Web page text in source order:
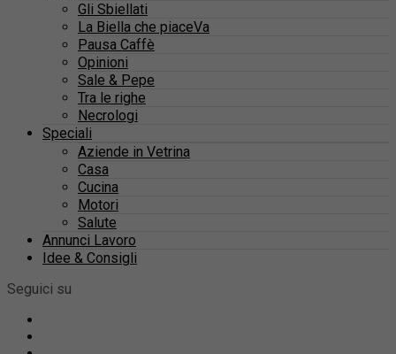
Gli Sbiellati
La Biella che piaceVa
Pausa Caffè
Opinioni
Sale & Pepe
Tra le righe
Necrologi
Speciali
Aziende in Vetrina
Casa
Cucina
Motori
Salute
Annunci Lavoro
Idee & Consigli
Seguici su